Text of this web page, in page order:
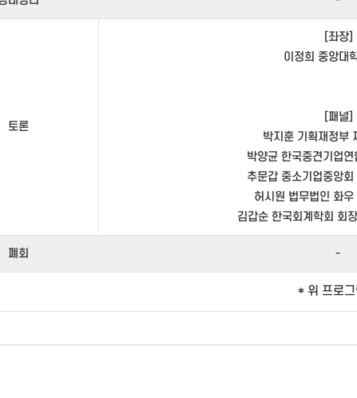
토론
[좌장]
이정희 중앙대
[패널]
박지훈 기획재정부
박양균 한국중견기업
추문갑 중소기업중앙
허시원 법무법인 화
김갑순 한국회계학회 회
폐회 -
* 위 프로